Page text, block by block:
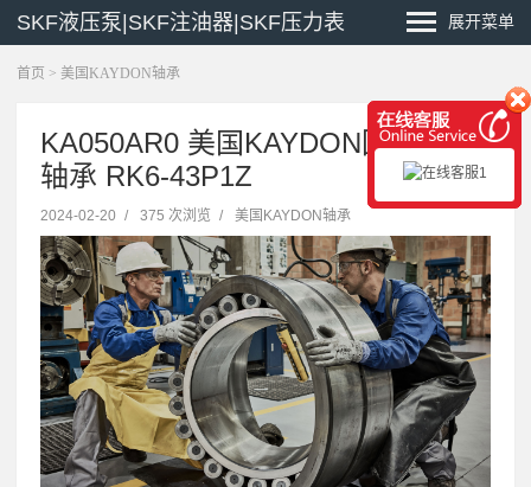
SKF液压泵|SKF注油器|SKF压力表 展开菜单
首页 > 美国KAYDON轴承
KA050AR0 美国KAYDON回转支撑
轴承 RK6-43P1Z
2024-02-20 / 375 次浏览 / 美国KAYDON轴承